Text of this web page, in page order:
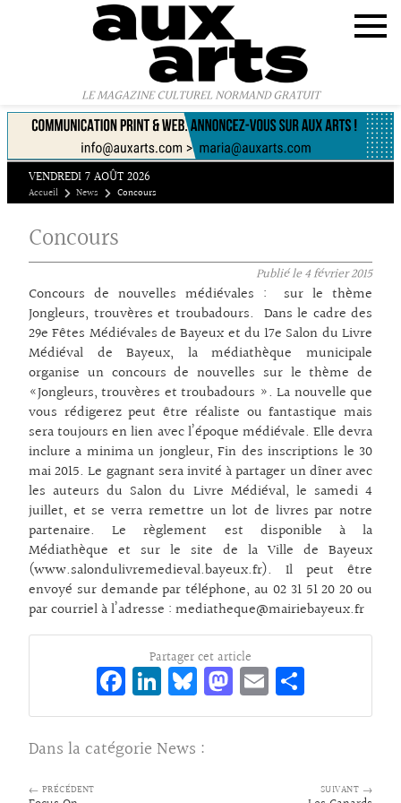
LE MAGAZINE CULTUREL NORMAND GRATUIT
VENDREDI 7 AOÛT 2026
Accueil News Concours
Concours
Publié le4 février 2015
Concours de nouvelles médiévales : sur le thème
Jongleurs, trouvères et troubadours. Dans le cadre des
29e Fêtes Médiévales de Bayeux et du 17e Salon du Livre
Médiéval de Bayeux, la médiathèque municipale
organise un concours de nouvelles sur le thème de
«Jongleurs, trouvères et troubadours ». La nouvelle que
vous rédigerez peut être réaliste ou fantastique mais
sera toujours en lien avec l’époque médiévale. Elle devra
inclure a minima un jongleur, Fin des inscriptions le 30
mai 2015. Le gagnant sera invité à partager un dîner avec
les auteurs du Salon du Livre Médiéval, le samedi 4
juillet, et se verra remettre un lot de livres par notre
partenaire. Le règlement est disponible à la
Médiathèque et sur le site de la Ville de Bayeux
(www.salondulivremedieval.bayeux.fr). Il peut être
envoyé sur demande par téléphone, au 02 31 51 20 20 ou
par courriel à l’adresse : mediatheque@mairiebayeux.fr
Partager cet article
Fa
ce
bo
o
Li
n
ke
dI
Bl
ue
sk
M
as
E
m rt
Dans la catégorie News :
← PRÉCÉDENT SUIVANT →
Panneau de gestion des cookies